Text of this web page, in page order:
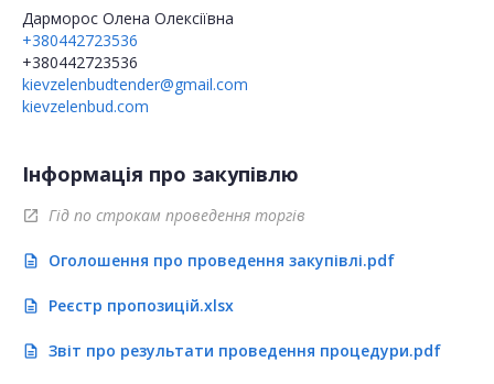
Дарморос Олена Олексіївна
+380442723536
+380442723536
kievzelenbudtender@gmail.com
kievzelenbud.com
Інформація про закупівлю
open_in_new Гід по строкам проведення торгів
description Оголошення про проведення закупівлі.pdf
description Реєстр пропозицій.xlsx
description Звіт про результати проведення процедури.pdf